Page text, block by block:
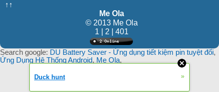
↑↑
Me Ola
© 2013 Me Ola
1 | 2 | 401
Search google: DU Battery Saver - Ứng dụng tiết kiệm pin tuyệt đối,
Ứng Dụng Hệ Thống Android, Me Ola,
Duck hunt »